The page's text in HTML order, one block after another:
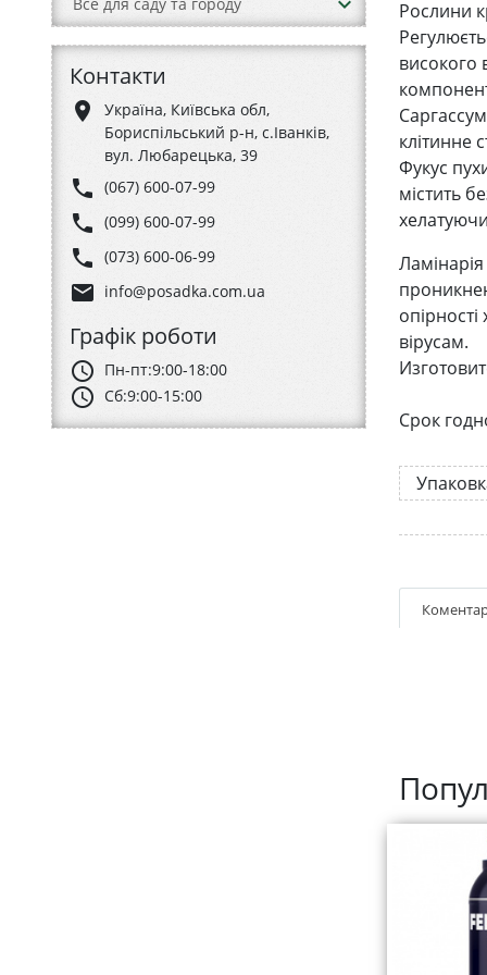
Все для саду та городу
Контакти
place
Україна, Київська обл,
Бориспільський р-н, с.Іванків,
вул. Любарецька, 39
phone (067) 600-07-99
phone (099) 600-07-99
phone (073) 600-06-99
email info@posadka.com.ua
Графік роботи
schedule Пн-пт:9:00-18:00
schedule Сб:9:00-15:00
Рослини
високого
клітинне
Фукус
містить
вірусам.
Срок